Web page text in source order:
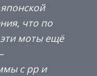
что по
моты ещё
с рр и